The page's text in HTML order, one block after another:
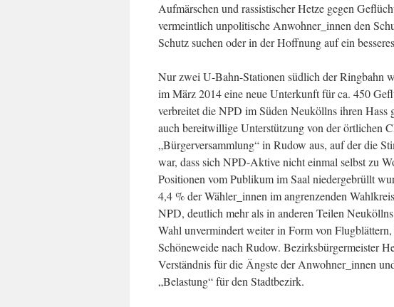
Aufmärschen und rassistischer Hetze gegen
vermeintlich unpolitische Anwohner_innen den
Schutz suchen oder in der Hoffnung auf ein
Nur zwei U-Bahn-Stationen südlich der Ringbahn
im März 2014 eine neue Unterkunft für ca. 450
verbreitet die NPD im Süden Neuköllns ihren Hass
auch bereitwillige Unterstützung von der örtlichen
„Bürgerversammlung“ in Rudow aus, auf der die
war, dass sich NPD-Aktive nicht einmal selbst zu
Positionen vom Publikum im Saal niedergebrüllt
4,4 % der Wähler_innen im angrenzenden
NPD, deutlich mehr als in anderen Teilen
Wahl unvermindert weiter in Form von
Schöneweide nach Rudow. Bezirksbürgermeister
Verständnis für die Ängste der Anwohner_innen
„Belastung“ für den Stadtbezirk.